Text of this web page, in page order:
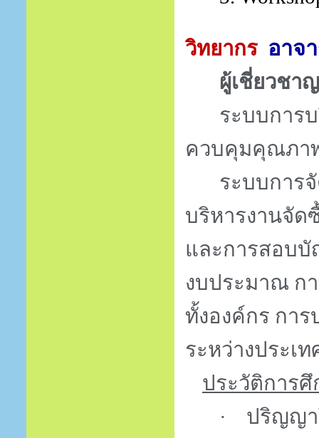
วิทยากร อาจ
ผู้เชี่ยวชา
ระบบการ
ควบคุมคุณภา
ระบบการ
บริหารงานจัด
และการสอบบั
งบประมาณ ก
ทั้งองค์กร การ
ระหว่างประเท
ประวัติการศึ
·
ปริญญ